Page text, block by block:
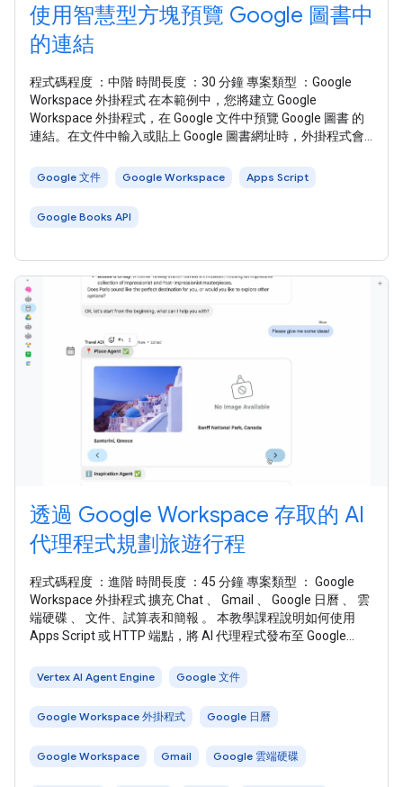
使用智慧型方塊預覽 Google 圖書中
的連結
程式碼程度 ：中階 時間長度 ：30 分鐘 專案類型 ：Google
Workspace 外掛程式 在本範例中，您將建立 Google
Workspace 外掛程式，在 Google 文件中預覽 Google 圖書 的
連結。在文件中輸入或貼上 Google 圖書網址時，外掛程式會
智慧型方塊，然後將指標懸停在連結上，即可查看顯示書籍詳
Google 文件 Google Workspace Apps Script
Google Books API
透過 Google Workspace 存取的 AI
代理程式規劃旅遊行程
程式碼程度 ：進階 時間長度 ：45 分鐘 專案類型 ： Google
Workspace 外掛程式 擴充 Chat 、 Gmail 、 Google 日曆 、 雲
端硬碟 、 文件、試算表和簡報 。 本教學課程說明如何使用
Apps Script 或 HTTP 端點，將 AI 代理程式發布至 Google
後，使用者就能在工作流程中與 AI 代理互動。 在本教學課程
Vertex AI Agent Engine Google 文件
Google Workspace 外掛程式 Google 日曆
Google Workspace Gmail Google 雲端硬碟